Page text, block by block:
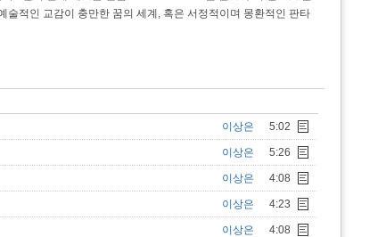
술적인 교감이 충만한 꿈의 세계, 혹은 서정적이며 몽환적인 판타
이상은 5:02
이상은 5:26
이상은 4:08
이상은 4:23
이상은 4:08